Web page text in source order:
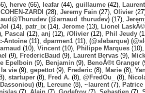
herve (66), leafar (44), guillaume (42), Laurent
ZARDI (28), Jeremy Fain (27), Olivier
(@arnaud_thurudev) (17),
(14), patr_ix (14), Jerome (13), Lionel
Pascal (12), anj (12), /Olivier (12), Phil Jeudy
Antoine (11), dparmen1 (11), (@slebarque)
arnaud (10), Vincent (10), Philippe Marques (10),
(9), FredericBaud (9), Laurent Bervas (9),
Epelboin (9), Benjamin (9), BenoÃ®t Granger
vie (9), gepettot (9), Frederic (8), Marie (8),
startuper (8), Fred A. (8), @FredOu_ (8),
(8), Lereune (8), ~laurent (7), Patrice